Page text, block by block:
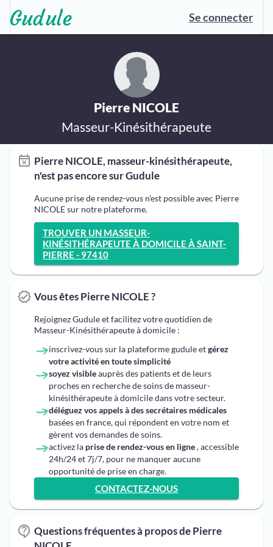
Se connecter
Pierre NICOLE
Masseur-Kinésithérapeute
Pierre NICOLE, masseur-kinésithérapeute,
n'est pas encore sur Gudule
Aucune prise de rendez-vous n'est possible avec Pierre
NICOLE sur notre plateforme.
TROUVER UN MASSEUR-
KINÉSITHÉRAPEUTE À DOMICILE À SAINT-
PIERRE - 97410
Vous êtes Pierre NICOLE ?
Rejoignez Gudule et facilitez votre quotidien de
Masseur-Kinésithérapeute à domicile :
inscrivez-vous sur la plateforme gudule etgérez
votre activité en toute simplicité
soyez visibleauprès des patients et de leurs
proches en recherche de soins de masseur-
kinésithérapeute à domicile dans votre secteur.
déléguez vos appels à des secrétaires médicales
basées en france, qui répondent en votre nom et
gèrent vos demandes de soins.
activez la prise de rendez-vous en ligne, accessible
24h/24 et 7j/7, pour ne manquer aucune
opportunité de prise en charge.
CONTACTEZ-NOUS
Questions fréquentes à propos de Pierre